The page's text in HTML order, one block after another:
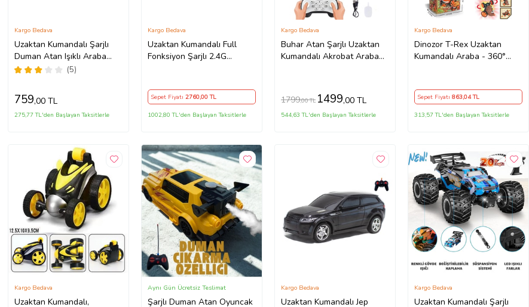
Uzaktan Kumandalı Şarjlı
Duman Atan Işıklı Araba
Buharlı Işıklı Uzaktan
Rc (Kırmızı)
(5)
Kargo Bedava
759,00 TL
275,77 TL'den Başlayan Taksitlerle
Uzaktan Kumandalı Full
Fonksiyon Şarjlı 2.4G
Kargo Bedava
Sepet Fiyatı 2760,00 TL
1002,80 TL'den Başlayan Taksitlerle
Buhar Atan Şarjlı Uzaktan
Kumandalı Akrobat Araba
Kargo Bedava
1799,00 TL 1499,00 TL
544,63 TL'den Başlayan Taksitlerle
Dinozor T-Rex Uzaktan
Kumandalı Araba - 360°
Dayanıklı
Kargo Bedava
Sepet Fiyatı 863,04 TL
313,57 TL'den Başlayan Taksitlerle
Uzaktan Kumandalı,
Kargo Bedava
Şarjlı Duman Atan Oyuncak
Aynı Gün Ücretsiz Teslimat
Uzaktan Kumandalı Jep
Kargo Bedava
Uzaktan Kumandalı Şarjlı
Kargo Bedava